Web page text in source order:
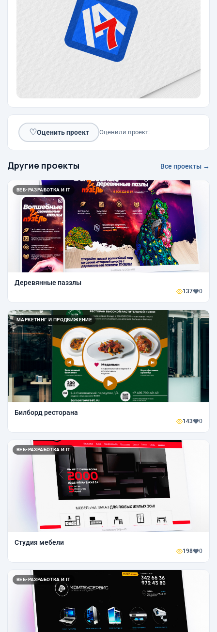
♡Оценить проект Оценили проект:
Другие проекты Все проекты →
ВЕБ-РАЗРАБОТКА И IT
Деревянные паззлы
137 0
МАРКЕТИНГ И ПРОДВИЖЕНИЕ
Билборд ресторана
143 0
ВЕБ-РАЗРАБОТКА И IT
Студия мебели
198 0
ВЕБ-РАЗРАБОТКА И IT